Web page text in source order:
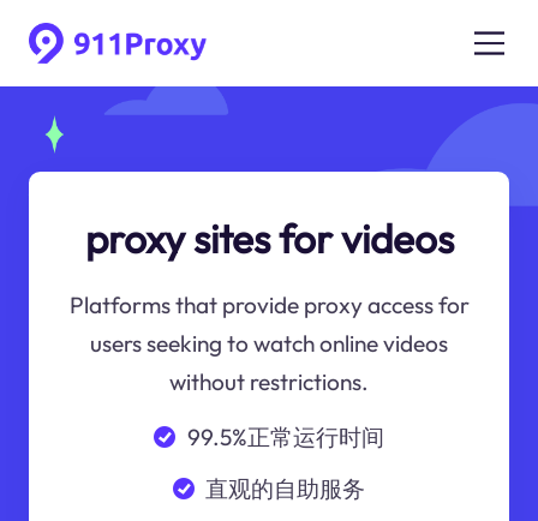
proxy sites for videos
Platforms that provide proxy access for
users seeking to watch online videos
without restrictions.
99.5%正常运行时间
直观的自助服务